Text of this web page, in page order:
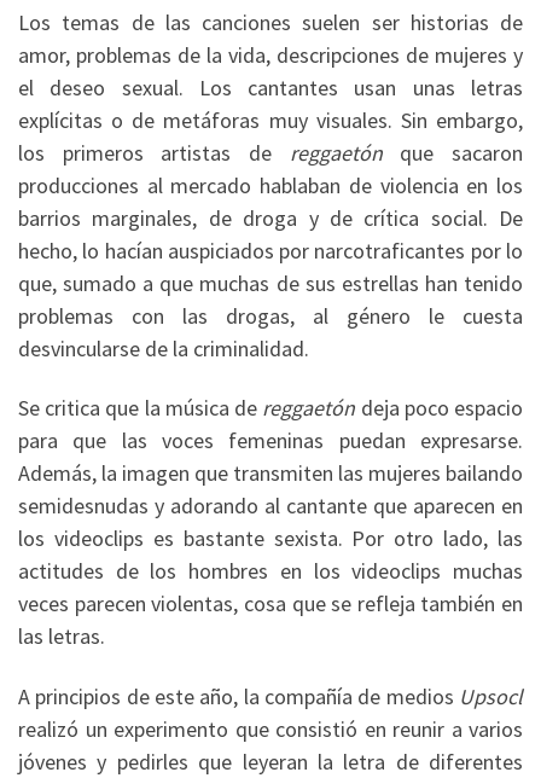
Los temas de las canciones suelen ser historias de
amor, problemas de la vida, descripciones de mujeres y
el deseo sexual. Los cantantes usan unas letras
explícitas o de metáforas muy visuales. Sin embargo,
los primeros artistas de reggaetónque sacaron
producciones al mercado hablaban de violencia en los
barrios marginales, de droga y de crítica social. De
hecho, lo hacían auspiciados por narcotraficantes por lo
que, sumado a que muchas de sus estrellas han tenido
problemas con las drogas, al género le cuesta
desvincularse de la criminalidad.
Se critica que la música de reggaetón deja poco espacio
para que las voces femeninas puedan expresarse.
Además, la imagen que transmiten las mujeres bailando
semidesnudas y adorando al cantante que aparecen en
los videoclips es bastante sexista. Por otro lado, las
actitudes de los hombres en los videoclips muchas
veces parecen violentas, cosa que se refleja también en
las letras.
A principios de este año, la compañía de medios Upsocl
realizó un experimento que consistió en reunir a varios
jóvenes y pedirles que leyeran la letra de diferentes